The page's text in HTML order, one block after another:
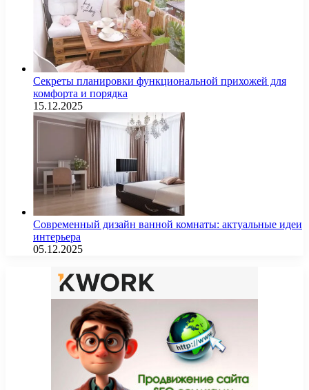
Секреты планировки функциональной прихожей для
комфорта и порядка
15.12.2025
Современный дизайн ванной комнаты: актуальные идеи
интерьера
05.12.2025